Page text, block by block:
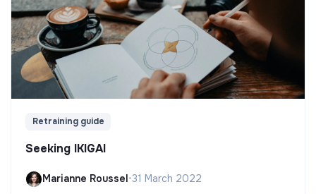
Retraining guide
Seeking IKIGAI
Marianne Roussel•31 March 2022